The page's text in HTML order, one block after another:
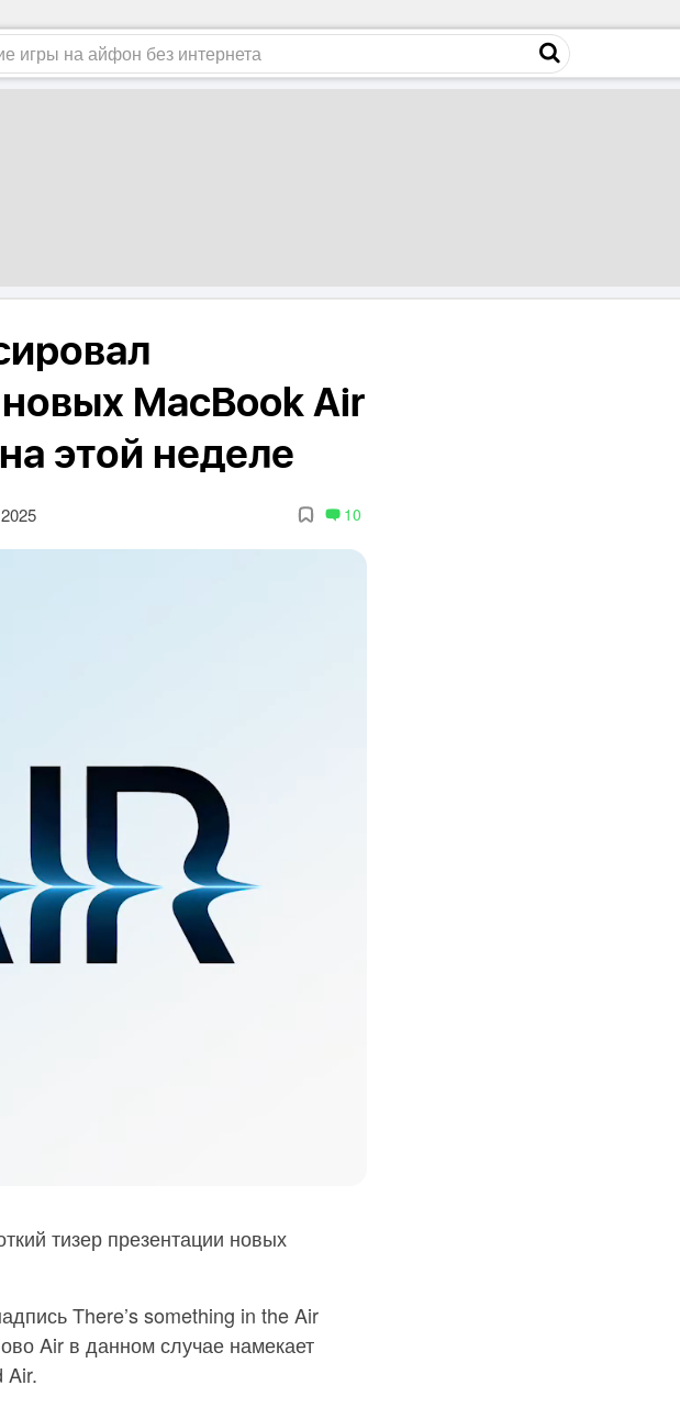
MacBook Air
этой неделе
10
тизер презентации новых
There’s something in the Air
Air в данном случае намекает
Air.